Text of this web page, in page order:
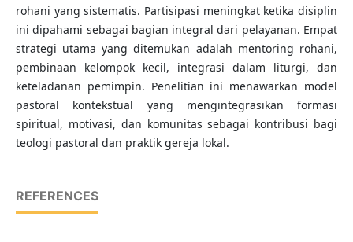
rohani yang sistematis. Partisipasi meningkat ketika disiplin
ini dipahami sebagai bagian integral dari pelayanan. Empat
strategi utama yang ditemukan adalah mentoring rohani,
pembinaan kelompok kecil, integrasi dalam liturgi, dan
keteladanan pemimpin. Penelitian ini menawarkan model
pastoral kontekstual yang mengintegrasikan formasi
spiritual, motivasi, dan komunitas sebagai kontribusi bagi
teologi pastoral dan praktik gereja lokal.
REFERENCES